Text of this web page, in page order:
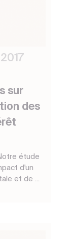
sur
des
étude
d'un
et de ...